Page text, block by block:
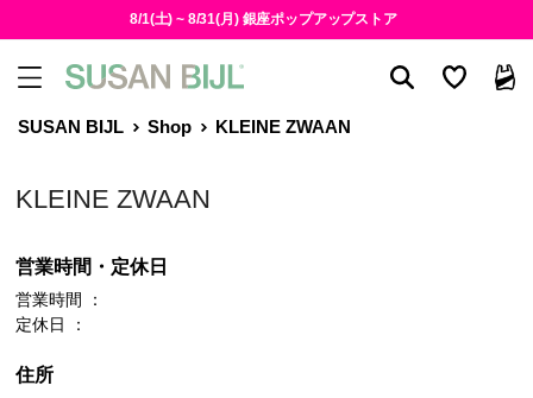
8/1(土) ~ 8/31(月) 銀座ポップアップストア
SUSAN BIJL Shop KLEINE ZWAAN
KLEINE ZWAAN
営業時間・定休日
営業時間 ：
定休日 ：
住所